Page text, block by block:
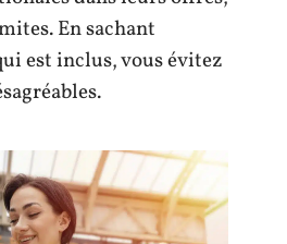
En sachant
est inclus, vous évitez